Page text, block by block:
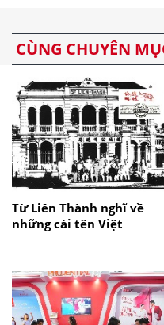
CÙNG CHUYÊN
Từ Liên Thành nghĩ về
những cái tên Việt